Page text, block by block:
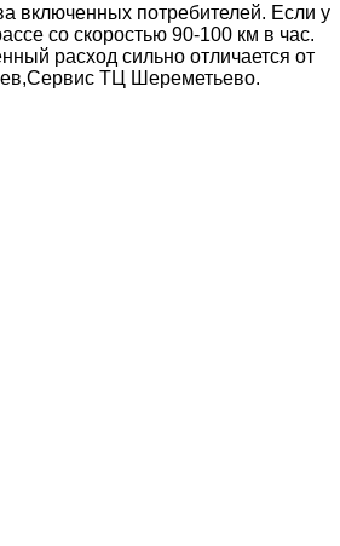
включенных потребителей. Если у
со скоростью 90-100 км в час.
расход сильно отличается от
ТЦ Шереметьево.